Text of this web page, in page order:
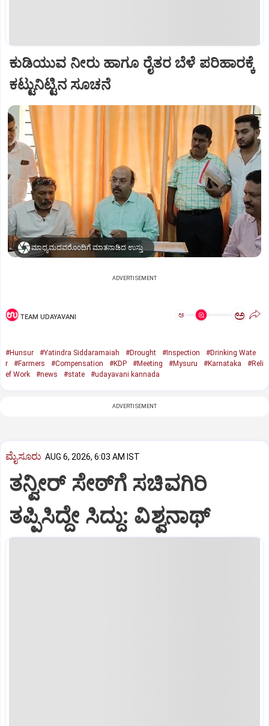
ಕುಡಿಯುವ ನೀರು ಹಾಗೂ ರೈತರ ಬೆಳೆ ಪರಿಹಾರಕ್ಕೆ
ಕಟ್ಟುನಿಟ್ಟಿನ ಸೂಚನೆ
ಮಾಧ್ಯಮದವರೊಂದಿಗೆ ಮಾತನಾಡಿದ ಉಸ್ತುವಾರಿ ಸಚಿವ ಡಾ. ಯತೀಂದ್ರ ಸಿದ್ದರಾಮಯ್ಯ
ADVERTISEMENT
TEAM UDAYAVANI ಅ ಅ
#Hunsur #Yatindra Siddaramaiah #Drought #Inspection
#Drinking Wate
r
#Farmers #Compensation #KDP #Meeting #Mysuru #Karnataka
#Reli
ef Work
#news #state #udayavani kannada
ADVERTISEMENT
ಮೈಸೂರು AUG 6, 2026, 6:03 AM IST
ತನ್ವೀರ್‌ ಸೇಠ್‌ಗೆ ಸಚಿವಗಿರಿ
ತಪ್ಪಿಸಿದ್ದೇ ಸಿದ್ದು: ವಿಶ್ವನಾಥ್